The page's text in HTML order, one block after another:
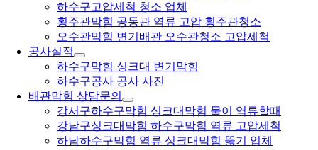
하수구고압세척 청소 업체
횡주관막힘 공동관 역류 고압 횡주관청소
오수관막힘 변기배관 오수관청소 고압세척
공사실적
하수구막힘 싱크대 변기막힘
하수구공사 공사 사진
배관막힘 상담문의
강서구하수구막힘 싱크대막힘 물이 역류할때
강남구싱크대막힘 하수구막힘 역류 고압세척
하남하수구막힘 역류 싱크대막힘 뚫기 업체